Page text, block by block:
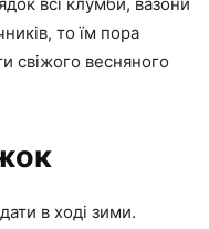
то їм пора
свіжого весняного
в ході зими.